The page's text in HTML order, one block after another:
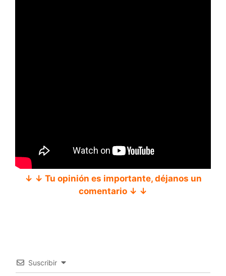
↓ ↓ Tu opinión es importante, déjanos un
comentario ↓ ↓
Suscribir